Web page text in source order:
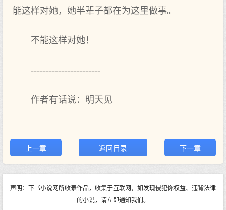
能这样对她，她半辈子都在为这里做事。
不能这样对她！
-----------------------
作者有话说：明天见
上一章 返回目录 下一章
声明：下书小说网所收录作品，收集于互联网，如发现侵犯你权益、违背法律
的小说，请立即通知我们。